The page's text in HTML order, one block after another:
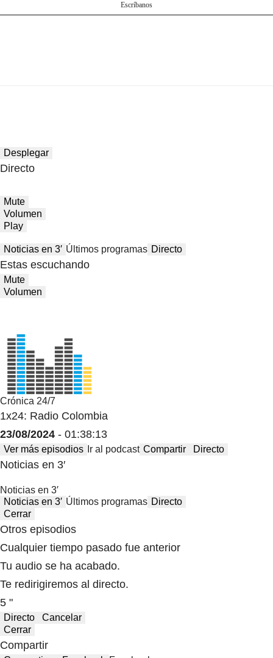
Escríbanos
Desplegar
Directo
Mute
Volumen
Play
Noticias en 3′ Últimos programas Directo
Estas escuchando
Mute
Volumen
Crónica 24/7
1x24: Radio Colombia
23/08/2024 - 01:38:13
Ver más episodios Ir al podcast Compartir Directo
Noticias en 3′
Noticias en 3′
Noticias en 3′ Últimos programas Directo
Cerrar
Otros episodios
Cualquier tiempo pasado fue anterior
Tu audio se ha acabado.
Te redirigiremos al directo.
5 "
Directo
Cancelar
Cerrar
Compartir